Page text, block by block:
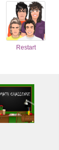
Restart